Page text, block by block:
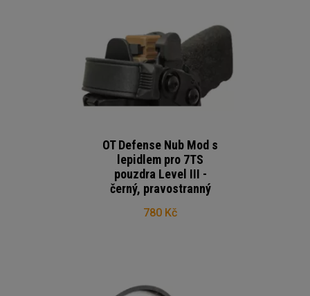
OT Defense Nub Mod s
lepidlem pro 7TS
pouzdra Level III -
černý, pravostranný
780 Kč